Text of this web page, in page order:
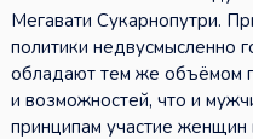
Мегавати Сукарнопутри.
политики недвусмысленно
обладают тем же объёмом
и возможностей, что и
принципам участие женщин